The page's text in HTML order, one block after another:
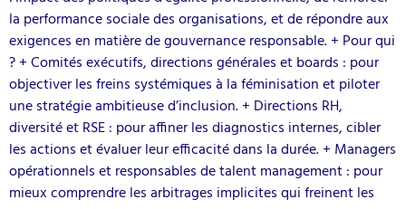
la performance sociale des organisations, et de répondre aux
exigences en matière de gouvernance responsable. + Pour qui
? + Comités exécutifs, directions générales et boards : pour
objectiver les freins systémiques à la féminisation et piloter
une stratégie ambitieuse d’inclusion. + Directions RH,
diversité et RSE : pour affiner les diagnostics internes, cibler
les actions et évaluer leur efficacité dans la durée. + Managers
opérationnels et responsables de talent management : pour
mieux comprendre les arbitrages implicites qui freinent les